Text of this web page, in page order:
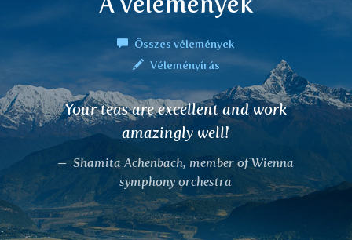
Összes vélemények
Véleményírás
A DALCHINI teát iszom. Napi
háromszoros fogyasztás mellett, egy hét
után kimehettem a kutyámmal és
végigsétálhattam a virágos réten, anélkül,
hogy tudatában lennék annak, hogy
valamilyen allergiám van. Ezért